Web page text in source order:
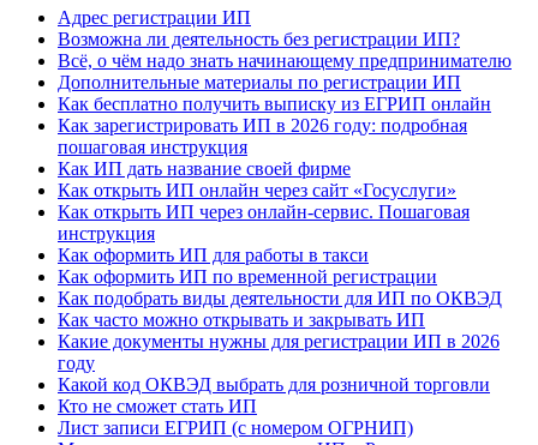
Адрес регистрации ИП
Возможна ли деятельность без регистрации ИП?
Всё, о чём надо знать начинающему предпринимателю
Дополнительные материалы по регистрации ИП
Как бесплатно получить выписку из ЕГРИП онлайн
Как зарегистрировать ИП в 2026 году: подробная
пошаговая инструкция
Как ИП дать название своей фирме
Как открыть ИП онлайн через сайт «Госуслуги»
Как открыть ИП через онлайн-сервис. Пошаговая
инструкция
Как оформить ИП для работы в такси
Как оформить ИП по временной регистрации
Как подобрать виды деятельности для ИП по ОКВЭД
Как часто можно открывать и закрывать ИП
Какие документы нужны для регистрации ИП в 2026
году
Какой код ОКВЭД выбрать для розничной торговли
Кто не сможет стать ИП
Лист записи ЕГРИП (с номером ОГРНИП)